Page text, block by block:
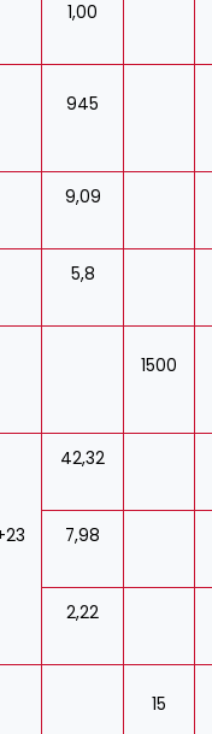
1,00
945
9,09
5,8
1500
42,32
7,98
2,22
15